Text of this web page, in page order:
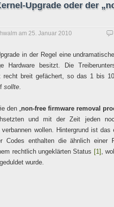
Upgrade oder der
am 25. Januar 2010
in der Regel eine
Hardware besitzt. Die
recht breit gefächert, so das 1 bis
sollte.
den „non-free firmware removal
und mit der Zeit jeden
wollen. Hintergrund ist
Codes enthalten die ähnlich einer
rechtlich ungeklärten Status [1] ,
wurde.